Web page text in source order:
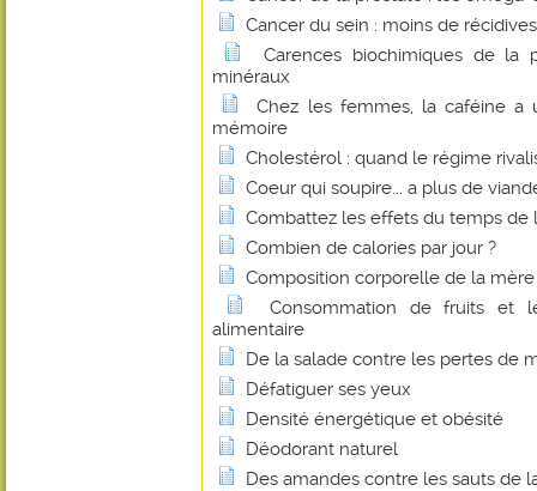
Cancer du sein : moins de
Carences biochimiques de la
minéraux
Chez les femmes, la caféine
mémoire
Cholestérol : quand le régime
Coeur qui soupire... a plus de
Combattez les effets du temps de
Combien de calories par jour ?
Composition corporelle de la
Consommation de fruits et
alimentaire
De la salade contre les pertes de
Défatiguer ses yeux
Densité énergétique et obésité
Déodorant naturel
Des amandes contre les sauts de